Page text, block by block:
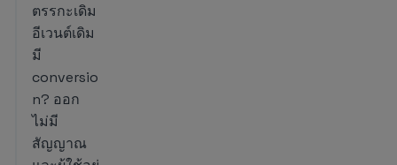
ตรรกะเดิม
อีเวนต์เดิม
มี
conversio
n? ออก
ไม่มี
สัญญาณ